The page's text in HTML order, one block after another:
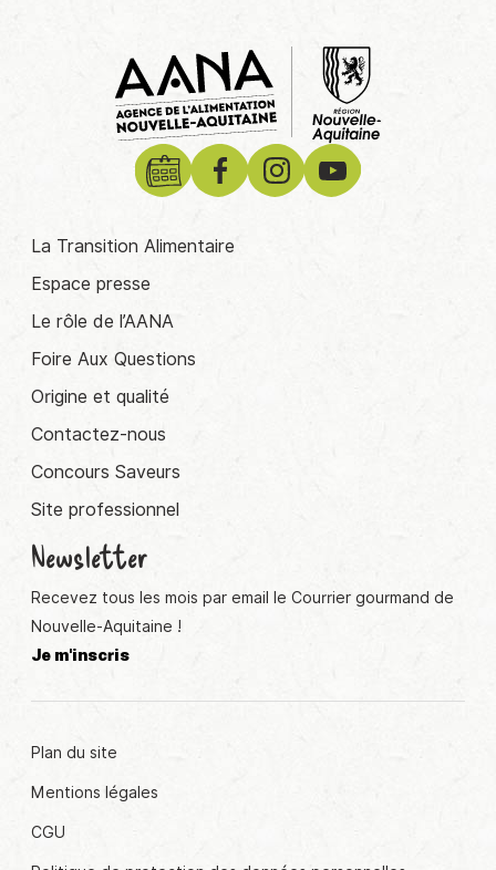
La Transition Alimentaire
Espace presse
Le rôle de l’AANA
Foire Aux Questions
Origine et qualité
Contactez-nous
Concours Saveurs
Site professionnel
Newsletter
Recevez tous les mois par email le Courrier gourmand de
Nouvelle-Aquitaine !
Je m'inscris
Plan du site
Mentions légales
CGU